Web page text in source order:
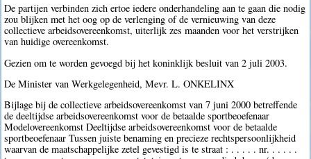
De partijen verbinden zich ertoe iedere onderhandeling aan te gaan die nodig
zou blijken met het oog op de verlenging of de vernieuwing van deze
collectieve arbeidsovereenkomst, uiterlijk zes maanden voor het verstrijken
van huidige overeenkomst.
Gezien om te worden gevoegd bij het koninklijk besluit van 2 juli 2003.
De Minister van Werkgelegenheid, Mevr. L. ONKELINX
Bijlage bij de collectieve arbeidsovereenkomst van 7 juni 2000 betreffende
de deeltijdse arbeidsovereenkomst voor de betaalde sportbeoefenaar
Modelovereenkomst Deeltijdse arbeidsovereenkomst voor de betaalde
sportbeoefenaar Tussen juiste benaming en precieze rechtspersoonlijkheid
waarvan de maatschappelijke zetel gevestigd is te straat : . . . . . nr. . . . . .